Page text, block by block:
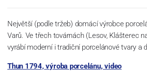
Největší (podle tržeb) domácí výrobce
Varů. Ve třech továrnách (Lesov, Klášterec
vyrábí moderní i tradiční porcelánové tvary a
Thun 1794, výroba porcelánu, video